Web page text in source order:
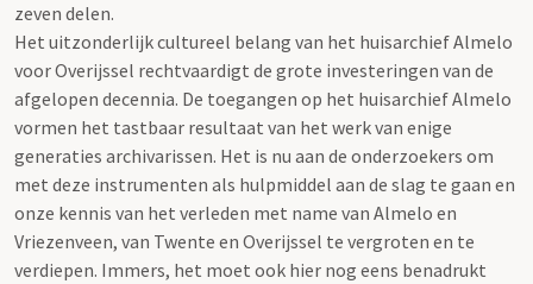
zeven delen.
Het uitzonderlijk cultureel belang van het huisarchief Almelo
voor Overijssel rechtvaardigt de grote investeringen van de
afgelopen decennia. De toegangen op het huisarchief Almelo
vormen het tastbaar resultaat van het werk van enige
generaties archivarissen. Het is nu aan de onderzoekers om
met deze instrumenten als hulpmiddel aan de slag te gaan en
onze kennis van het verleden met name van Almelo en
Vriezenveen, van Twente en Overijssel te vergroten en te
verdiepen. Immers, het moet ook hier nog eens benadrukt